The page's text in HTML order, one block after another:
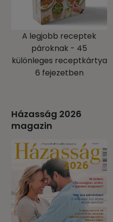
A legjobb receptek
pároknak - 45
különleges receptkártya
6 fejezetben
Házasság 2026
magazin